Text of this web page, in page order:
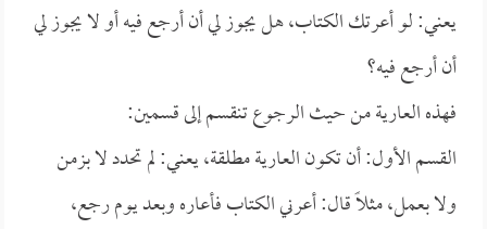
يعني: لو أعرتك الكتاب، هل يجوز لي أن أرجع فيه أو لا يجوز لي
أن أرجع فيه؟
فهذه العارية من حيث الرجوع تنقسم إلى قسمين:
القسم الأول: أن تكون العارية مطلقة، يعني: لم تحدد لا بزمن
ولا بعمل، مثلاً قال: أعرني الكتاب فأعاره وبعد يوم رجع،